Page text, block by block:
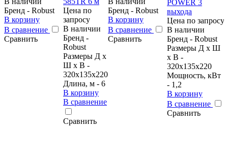
Бренд - Robust
В корзину
В сравнение
Сравнить
Цена по
запросу
В наличии
Бренд -
Robust
Размеры Д х
Ш х В -
320x135x220
Длина, м - 6
В корзину
В сравнение
Сравнить
Бренд - Robust
В корзину
В сравнение
Сравнить
Цена по запросу
В наличии
Бренд - Robust
Размеры Д х Ш
х В -
320х135х220
Мощность, кВт
- 1,2
В корзину
В сравнение
Сравнить